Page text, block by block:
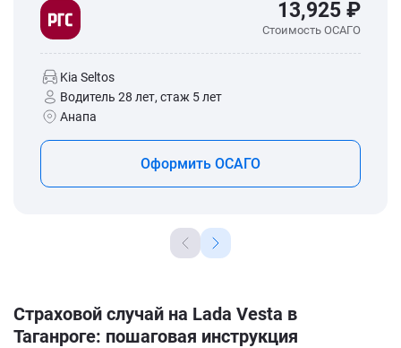
13,925 ₽
Стоимость ОСАГО
Kia Seltos
Водитель 28 лет, стаж 5 лет
Анапа
Оформить ОСАГО
Страховой случай на Lada Vesta в
Таганроге: пошаговая инструкция